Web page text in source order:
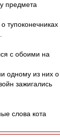
предмета
тупоконечниках
с обоими на
одному из них о
зажигались
слова кота